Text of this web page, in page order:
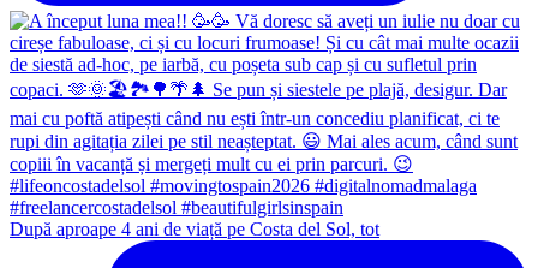
După aproape 4 ani de viață pe Costa del Sol, tot